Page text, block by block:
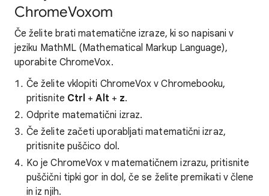
ChromeVoxom
Če želite brati matematične izraze, ki so napisani v
jeziku MathML (Mathematical Markup Language),
uporabite ChromeVox.
Če želite vklopiti ChromeVox v Chromebooku,
pritisnite Ctrl +Alt + z.
Odprite matematični izraz.
Če želite začeti uporabljati matematični izraz,
pritisnite puščico dol.
Ko je ChromeVox v matematičnem izrazu, pritisnite
puščični tipki gor in dol, če se želite premikati v člene
in iz njih.